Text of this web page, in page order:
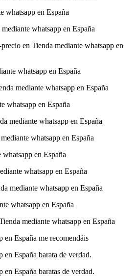
whatsapp en España
whatsapp en España
en Tienda mediante whatsapp en
whatsapp en España
mediante whatsapp en España
whatsapp en España
mediante whatsapp en España
whatsapp en España
en España
whatsapp en España
mediante whatsapp en España
whatsapp en España
mediante whatsapp en España
en España me recomendáis
en España barata de verdad.
en España baratas de verdad.